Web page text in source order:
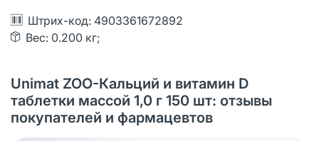
Штрих-код: 4903361672892
Вес: 0.200 кг;
Unimat ZOO-Кальций и витамин D
таблетки массой 1,0 г 150 шт: отзывы
покупателей и фармацевтов